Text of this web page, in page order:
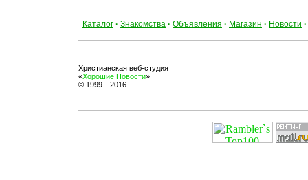
Каталог · Знакомства · Объявления · Магазин · Новости ·
Христианская веб-студия
«Хорошие Новости»
© 1999—2016